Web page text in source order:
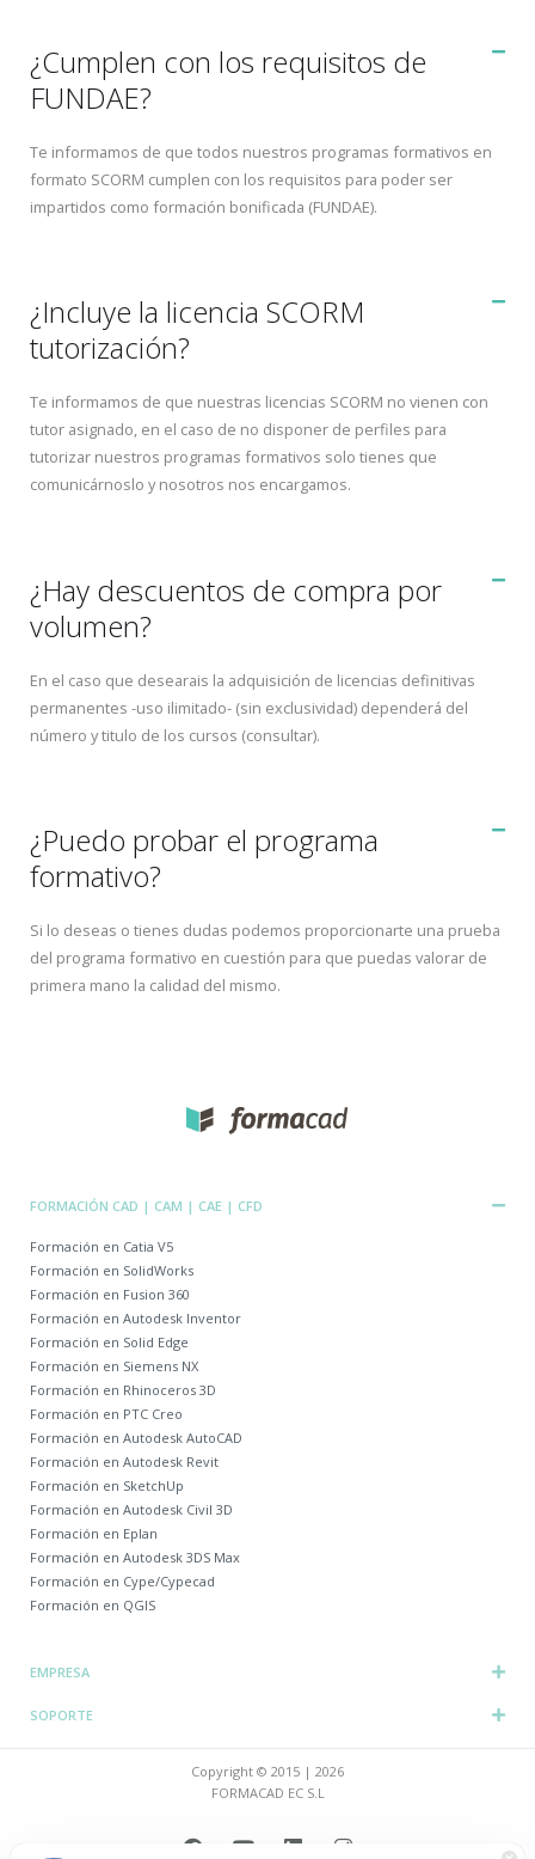
¿Cumplen con los requisitos de
FUNDAE?
Te informamos de que todos nuestros programas formativos en
formato SCORM cumplen con los requisitos para poder ser
impartidos como formación bonificada (FUNDAE).
¿Incluye la licencia SCORM
tutorización?
Te informamos de que nuestras licencias SCORM no vienen con
tutor asignado, en el caso de no disponer de perfiles para
tutorizar nuestros programas formativos solo tienes que
comunicárnoslo y nosotros nos encargamos.
¿Hay descuentos de compra por
volumen?
En el caso que desearais la adquisición de licencias definitivas
permanentes -uso ilimitado- (sin exclusividad) dependerá del
número y titulo de los cursos (consultar).
¿Puedo probar el programa
formativo?
Si lo deseas o tienes dudas podemos proporcionarte una prueba
del programa formativo en cuestión para que puedas valorar de
primera mano la calidad del mismo.
FORMACIÓN CAD | CAM | CAE | CFD
Formación en Catia V5
Formación en SolidWorks
Formación en Fusion 360
Formación en Autodesk Inventor
Formación en Solid Edge
Formación en Siemens NX
Formación en Rhinoceros 3D
Formación en PTC Creo
Formación en Autodesk AutoCAD
Formación en Autodesk Revit
Formación en SketchUp
Formación en Autodesk Civil 3D
Formación en Eplan
Formación en Autodesk 3DS Max
Formación en Cype/Cypecad
Formación en QGIS
EMPRESA
SOPORTE
Copyright © 2015 | 2026
FORMACAD EC S.L
F Y L I